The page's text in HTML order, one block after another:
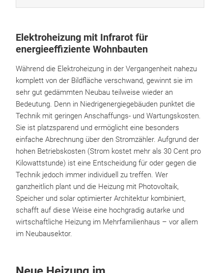
Elektroheizung mit Infrarot für
energieeffiziente Wohnbauten
Während die Elektroheizung in der Vergangenheit nahezu
komplett von der Bildfläche verschwand, gewinnt sie im
sehr gut gedämmten Neubau teilweise wieder an
Bedeutung. Denn in Niedrigenergiegebäuden punktet die
Technik mit geringen Anschaffungs- und Wartungskosten.
Sie ist platzsparend und ermöglicht eine besonders
einfache Abrechnung über den Stromzähler. Aufgrund der
hohen Betriebskosten (Strom kostet mehr als 30 Cent pro
Kilowattstunde) ist eine Entscheidung für oder gegen die
Technik jedoch immer individuell zu treffen. Wer
ganzheitlich plant und die Heizung mit Photovoltaik,
Speicher und solar optimierter Architektur kombiniert,
schafft auf diese Weise eine hochgradig autarke und
wirtschaftliche Heizung im Mehrfamilienhaus – vor allem
im Neubausektor.